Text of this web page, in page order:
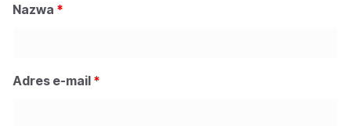
Nazwa *
Adres e-mail *